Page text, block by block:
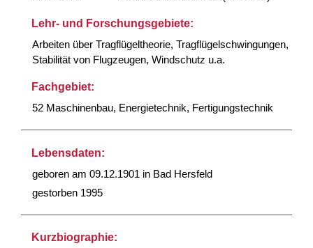
Lehr- und Forschungsgebiete:
Arbeiten über Tragflügeltheorie, Tragflügelschwingungen,
Stabilität von Flugzeugen, Windschutz u.a.
Fachgebiet:
52 Maschinenbau, Energietechnik, Fertigungstechnik
Lebensdaten:
geboren am 09.12.1901 in Bad Hersfeld
gestorben 1995
Kurzbiographie: